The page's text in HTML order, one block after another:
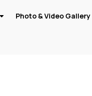
Photo & Video Gallery